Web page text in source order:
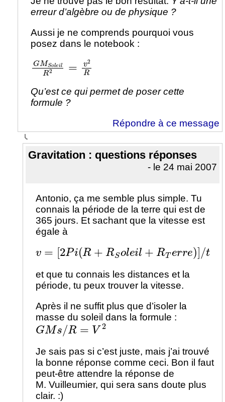
erreur d’algèbre ou de physique ?
Aussi je ne comprends pourquoi vous
posez dans le notebook :
GMSo R2
Qu’est ce qui permet de poser cette
formule ?
Répondre à ce message
Gravitation : questions réponses
- le 24 mai 2007
Antonio, ça me semble plus simple. Tu
connais la période de la terre qui est de
365 jours. Et sachant que la vitesse est
égale à
Pi(R+R S ole + RT e re
et que tu connais les distances et la
période, tu peux trouver la vitesse.
Après il ne suffit plus que d’isoler la
masse du soleil dans la formule :
GMs/R= V2
Je sais pas si c’est juste, mais j’ai trouvé
la bonne réponse comme ceci. Bon il faut
peut-être attendre la réponse de
M. Vuilleumier, qui sera sans doute plus
clair. :)